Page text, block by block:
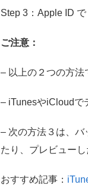
Step 3：Apple ID
ご注意：
– 以上の２つの方法
– iTunesやiCloudで
– 次の方法３は、
たり、プレビュー
おすすめ記事：